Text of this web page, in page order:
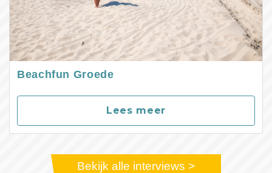
Beachfun Groede
Lees meer
Bekijk alle interviews >